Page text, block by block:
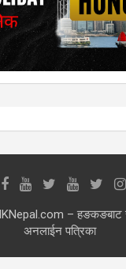
– हङकङबाट
अनलाईन पत्रिका